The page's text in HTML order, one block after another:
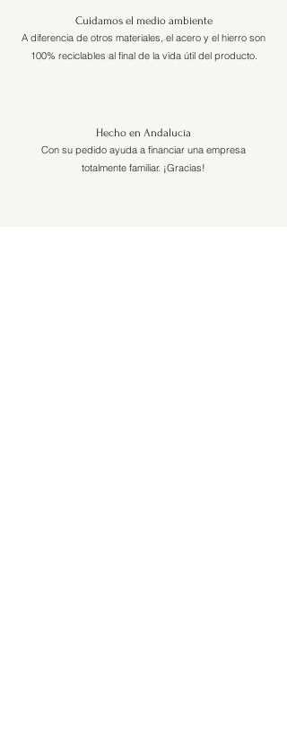
Cuidamos el medio ambiente
A diferencia de otros materiales, el acero y el hierro son
100% reciclables al final de la vida útil del producto.
Hecho en Andalucía
Con su pedido ayuda a financiar una empresa
totalmente familiar. ¡Gracias!